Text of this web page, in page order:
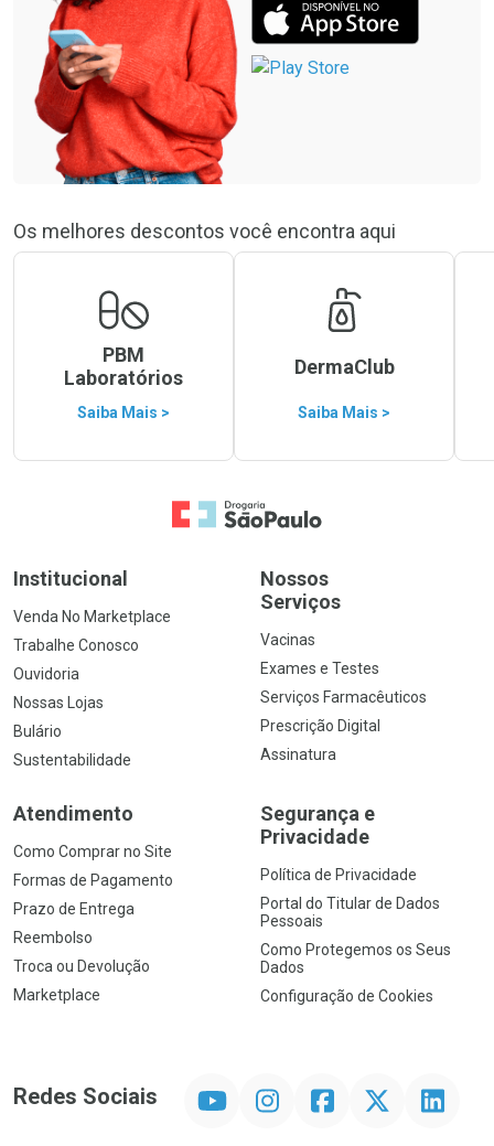
Os melhores descontos você encontra aqui
PBM
Laboratórios
Saiba Mais >
DermaClub
Saiba Mais >
Ir para a Home
Institucional
Venda No Marketplace
Trabalhe Conosco
Ouvidoria
Nossas Lojas
Bulário
Sustentabilidade
Nossos
Serviços
Vacinas
Exames e Testes
Serviços Farmacêuticos
Prescrição Digital
Assinatura
Atendimento
Como Comprar no Site
Formas de Pagamento
Prazo de Entrega
Reembolso
Troca ou Devolução
Marketplace
Segurança e
Privacidade
Política de Privacidade
Portal do Titular de Dados
Pessoais
Como Protegemos os Seus
Dados
Configuração de Cookies
Redes Sociais InstagramFacebook Linkedin